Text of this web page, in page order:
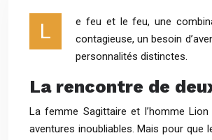
L
e feu et le feu, une
contagieuse, un besoin
personnalités distinctes.
La rencontre de
La femme Sagittaire et l’homme
aventures inoubliables. Mais pour